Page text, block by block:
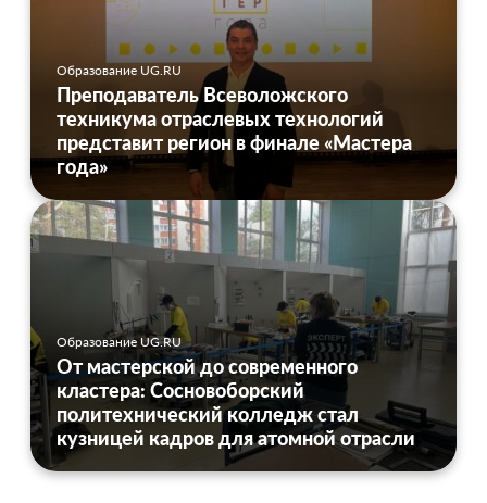
Образование UG.RU
Преподаватель Всеволожского
техникума отраслевых технологий
представит регион в финале «Мастера
года»
Образование UG.RU
От мастерской до современного
кластера: Сосновоборский
политехнический колледж стал
кузницей кадров для атомной отрасли